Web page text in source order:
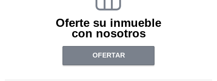
Oferte su inmueble
con nosotros
OFERTAR